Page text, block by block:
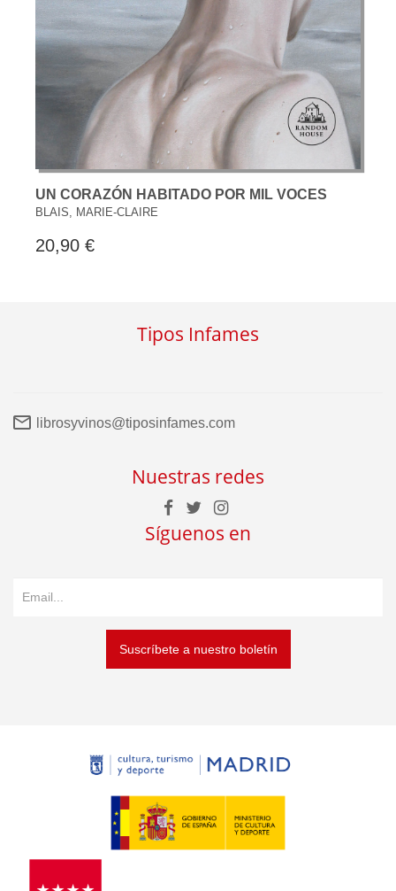
UN CORAZÓN HABITADO POR MIL VOCES
BLAIS, MARIE-CLAIRE
20,90 €
Tipos Infames
librosyvinos@tiposinfames.com
Nuestras redes
Síguenos en
Suscríbete a nuestro boletín